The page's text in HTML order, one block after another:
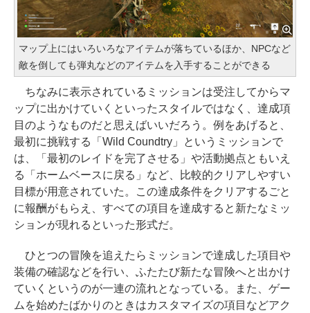
マップ上にはいろいろなアイテムが落ちているほか、NPCなど
敵を倒しても弾丸などのアイテムを入手することができる
ちなみに表示されているミッションは受注してからマ
ップに出かけていくといったスタイルではなく、達成項
目のようなものだと思えばいいだろう。例をあげると、
最初に挑戦する「Wild Coundtry」というミッションで
は、「最初のレイドを完了させる」や活動拠点ともいえ
る「ホームベースに戻る」など、比較的クリアしやすい
目標が用意されていた。この達成条件をクリアするごと
に報酬がもらえ、すべての項目を達成すると新たなミッ
ションが現れるといった形式だ。
ひとつの冒険を追えたらミッションで達成した項目や
装備の確認などを行い、ふたたび新たな冒険へと出かけ
ていくというのが一連の流れとなっている。また、ゲー
ムを始めたばかりのときはカスタマイズの項目などアク